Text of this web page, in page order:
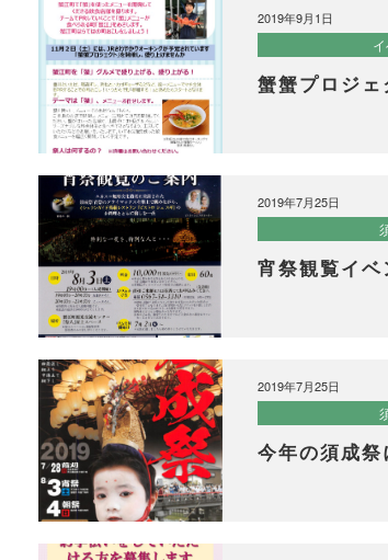
2019年9月1日
蟹蟹プロジェ
2019年7月25日
宵祭観覧イ
2019年7月25日
今年の須成祭